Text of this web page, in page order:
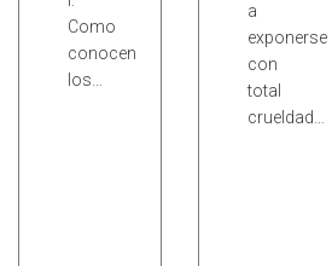
Como
conocen
los…
a
exponerse
con
total
crueldad…